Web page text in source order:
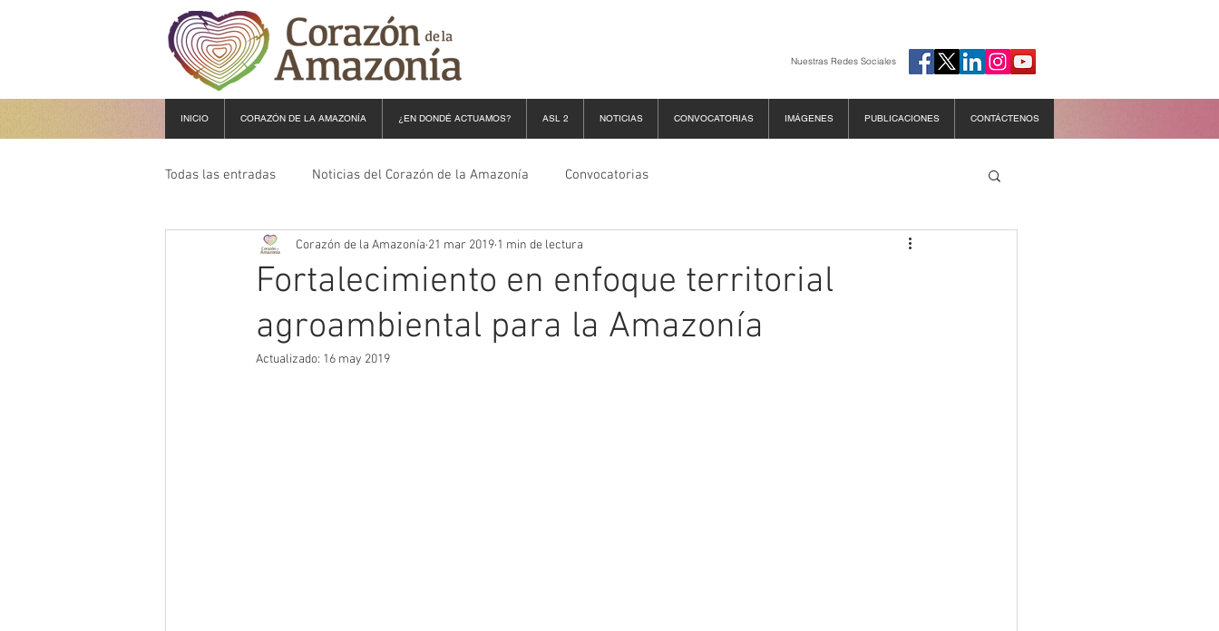
Nuestras Redes Sociales
Todas las entradas Noticias del Corazón de la Amazonía Convocatorias
Fortalecimiento en enfoque territorial
agroambiental para la Amazonía
Corazón de la Amazonía 21 mar 2019 1 min de lectura
Actualizado: 16 may 2019
INICIO CORAZÓN DE LA AMAZONÍA ¿EN DONDÉ ACTUAMOS? ASL 2 NOTICIAS CONVOCATORIAS IMÁGENES PUBLICACIONES CONTÁCTENOS